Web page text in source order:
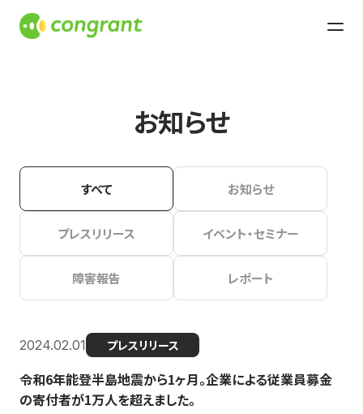
お知らせ
すべて お知らせ
プレスリリース イベント・セミナー
障害報告 レポート
2024.02.01 プレスリリース
令和6年能登半島地震から1ヶ月。企業による従業員募金
の寄付者が1万人を超えました。